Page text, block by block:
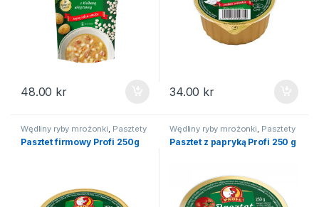
48.00 kr 34.00 kr
Wędliny ryby mrożonki, Pasztety
Pasztet firmowy Profi 250g
Wędliny ryby mrożonki, Pasztety
Pasztet z papryką Profi 250 g